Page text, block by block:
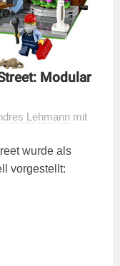
Modular
Lehmann mit
wurde als
vorgestellt: